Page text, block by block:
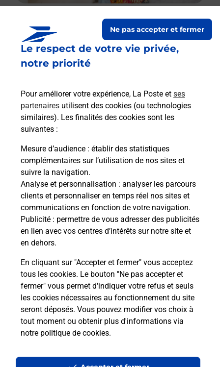
Le respect de votre vie privée,
notre priorité
Pour améliorer votre expérience, La Poste et ses
partenaires utilisent des cookies (ou technologies
similaires). Les finalités des cookies sont les
suivantes :
Mesure d’audience : établir des statistiques
complémentaires sur l’utilisation de nos sites et
suivre la navigation.
Analyse et personnalisation : analyser les parcours
clients et personnaliser en temps réel nos sites et
communications en fonction de votre navigation.
Publicité : permettre de vous adresser des publicités
en lien avec vos centres d’intérêts sur notre site et
en dehors.
En cliquant sur "Accepter et fermer" vous acceptez
tous les cookies. Le bouton "Ne pas accepter et
fermer" vous permet d'indiquer votre refus et seuls
les cookies nécessaires au fonctionnement du site
seront déposés. Vous pouvez modifier vos choix à
tout moment ou obtenir plus d'informations via
notre politique de cookies.
Ne pas accepter et fermer
Boîte aux lettres La Poste
Prochaine collecte du courrier
5 Rue De La Gillotte
Montureux Et Prantigny
Itinéraire
Le lien s'ouvre dans un nouvel onglet
Boîte aux lettres La Poste
Prochaine collecte du courriersamedi à 08h30
19 Grande Rue
70100
Montureux Et Prantigny
Itinéraire
Le lien s'ouvre dans un nouvel onglet
Localiser Liste Boîtes aux lettres
Haute-Saône
Montureux Et Prantigny